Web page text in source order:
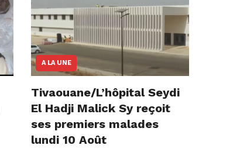
A LA UNE
Tivaouane/L’hôpital Seydi
El Hadji Malick Sy reçoit
ses premiers malades
lundi 10 Août